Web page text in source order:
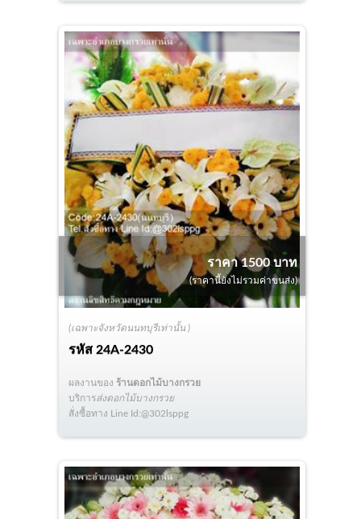
(เฉพาะจังหวัดนนทบุรีเท่านั้น )
รหัส 24A-2430
ราคา 1500 บาท
(ราคานี้ยังไม่รวมค่าขนส่ง)
ผลงานของ ร้านดอกไม้บางกรวย
บริการส่งดอกไม้บางกรวย
สั่งซื้อทาง Line Id:@302lsppg